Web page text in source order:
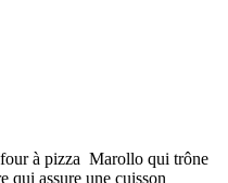
à pizza Marollo qui trône
qui assure une cuisson